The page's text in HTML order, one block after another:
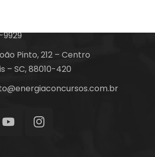
Pinto, 212 – Centro
– SC, 88010-420